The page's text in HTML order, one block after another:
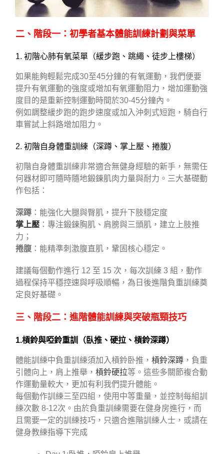
二、階段一：初學者基本體能訓練計劃與菜單
1. 初階心肺有氧菜單（緩步跑、跳繩、徒步上樓梯）
如果能夠輕鬆完成30至45分鐘的有氧運動，我們便要
提升有氧運動的強度或增加有氧運動阻力，增加運動強
度目的是重新控制運動時間於30-45分鐘內。
例如調整緩步跑的跑步速度或加入沖刺式短跑，騎自行
車嘗試上斜路增加阻力。
2. 初階自身體重訓練（深蹲、掌上壓、捲腹）
初階自身體重訓練非常適合無健身經驗的新手，無需任
何器材即可隨時隨地鍛鍊肌肉力量與耐力。三大基礎動
作包括：
深蹲 ：能強化大腿與臀肌，提升下肢穩定度
掌上壓 ：專注鍛鍊胸肌、肩膀與三頭肌，建立上肢推
力；
捲腹 ：能精準刺激腹直肌，鞏固核心穩定。
建議每個動作進行 12 至 15 次，每次訓練 3 組，動作
過程保持平穩控速與呼吸順暢，為日後進階負重訓練奠
定良好基礎。
三、階段二：進階體能訓練與突破瓶頸技巧
1.槓鈴與啞鈴重訓（臥推、硬拉、槓鈴深蹲）
體能訓練中負重訓練須加入槓鈴卧推， 槓鈴深蹲 ，負重
引體向上，肩上推舉， 槓鈴硬拉等。這些多關節複合動
作運動量較大，更加有利我們提升體能。
每個動作訓練三至四組，使用中等重量，並控制每組訓
練次數 8-12次。由於負重訓練需要在健身房進行，而
且需要一定的訓練技巧，只適合進階訓練人士，或請在
健身教練指導下完成